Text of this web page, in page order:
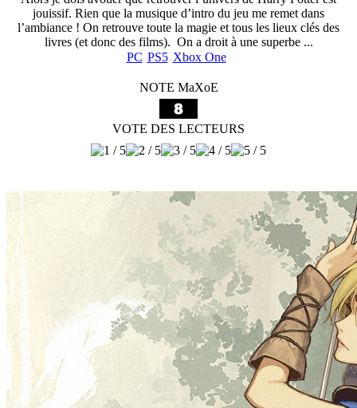
jouissif. Rien que la musique d’intro du jeu me remet dans
l’ambiance ! On retrouve toute la magie et tous les lieux clés des
livres (et donc des films). On a droit à une superbe ...
PC PS5 Xbox One
NOTE MaXoE
VOTE DES LECTEURS